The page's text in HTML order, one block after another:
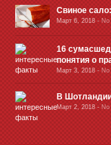
Свиное
Март 6, 2018-
16
понятия о
Март 3, 2018-
В
Март 2, 2018-